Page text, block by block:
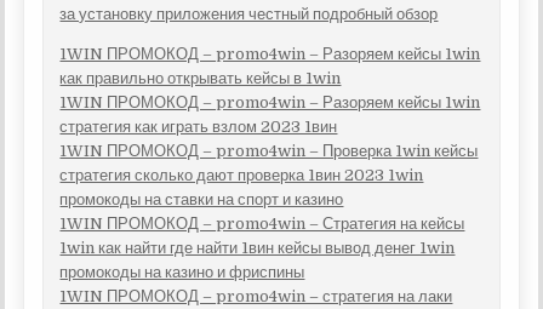
за установку приложения честный подробный обзор
1WIN ПРОМОКОД – promo4win – Разоряем кейсы 1win
как правильно открывать кейсы в 1win
1WIN ПРОМОКОД – promo4win – Разоряем кейсы 1win
стратегия как играть взлом 2023 1вин
1WIN ПРОМОКОД – promo4win – Проверка 1win кейсы
стратегия сколько дают проверка 1вин 2023 1win
промокоды на ставки на спорт и казино
1WIN ПРОМОКОД – promo4win – Стратегия на кейсы
1win как найти где найти 1вин кейсы вывод денег 1win
промокоды на казино и фриспины
1WIN ПРОМОКОД – promo4win – стратегия на лаки